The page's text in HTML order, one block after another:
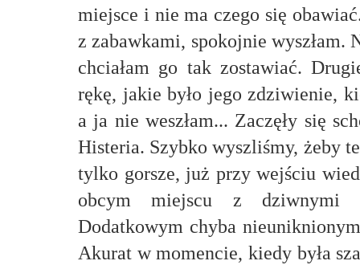
miejsce i nie ma czego się
z zabawkami, spokojnie wyszłam.
chciałam go tak zostawiać.
rękę, jakie było jego zdziwienie,
a ja nie weszłam... Zaczęły się
Histeria. Szybko wyszliśmy, żeby
tylko gorsze, już przy wejściu
obcym miejscu z dziwnymi
Dodatkowym chyba
Akurat w momencie, kiedy była